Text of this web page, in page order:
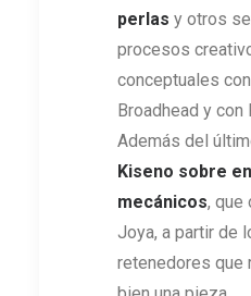
perlas y otros
procesos
conceptuales
Broadhead y con
Además del
Kiseno sobre
mecánicos, que
Joya, a partir de
retenedores que